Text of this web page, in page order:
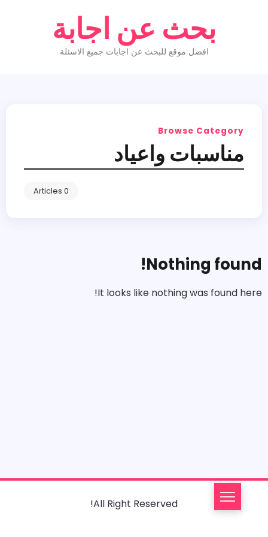
بحث عن اجابة
افضل موقع للبحث عن اجابات جميع الاسئلة
Browse Category
مناسبات واعياد
0 Articles
Nothing found!
It looks like nothing was found here!
All Right Reserved!